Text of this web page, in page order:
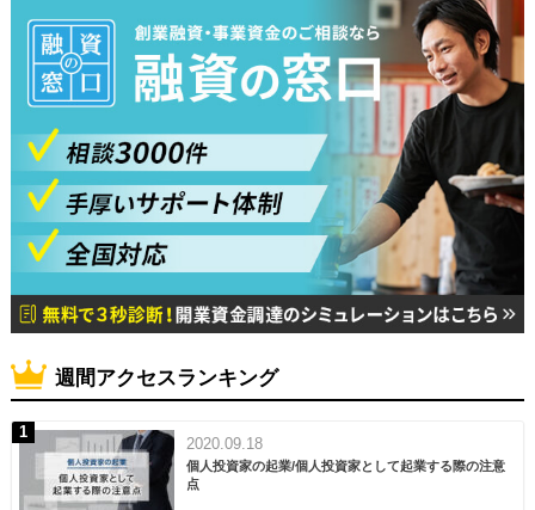
週間アクセスランキング
2020.09.18
個人投資家の起業/個人投資家として起業する際の注意
点